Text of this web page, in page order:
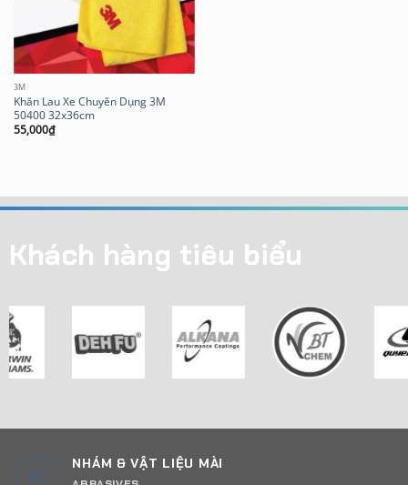
3M
Khăn Lau Xe Chuyên Dụng 3M
50400 32x36cm
55,000₫
Khách hàng tiêu biểu
NHÁM & VẬT LIỆU MÀI